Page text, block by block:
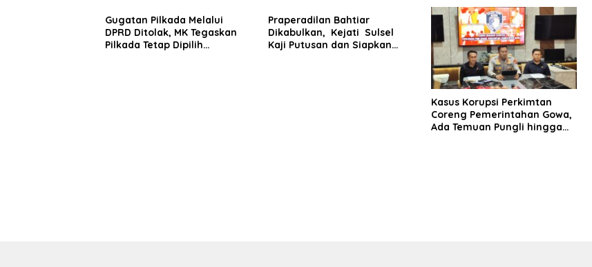
Gugatan Pilkada Melalui
DPRD Ditolak, MK Tegaskan
Pilkada Tetap Dipilih
Praperadilan Bahtiar
Dikabulkan, Kejati Sulsel
Kaji Putusan dan Siapkan
Kasus Korupsi Perkimtan
Coreng Pemerintahan Gowa,
Ada Temuan Pungli hingga